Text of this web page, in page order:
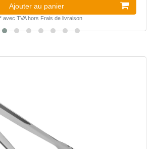
Ajouter au panier
* avec TVAhors Frais de livraison